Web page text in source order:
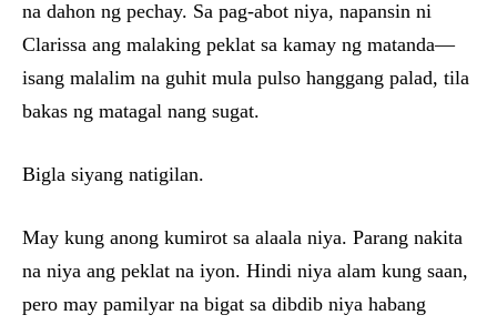
na dahon ng pechay. Sa pag-abot niya, napansin ni
Clarissa ang malaking peklat sa kamay ng matanda—
isang malalim na guhit mula pulso hanggang palad, tila
bakas ng matagal nang sugat.
Bigla siyang natigilan.
May kung anong kumirot sa alaala niya. Parang nakita
na niya ang peklat na iyon. Hindi niya alam kung saan,
pero may pamilyar na bigat sa dibdib niya habang